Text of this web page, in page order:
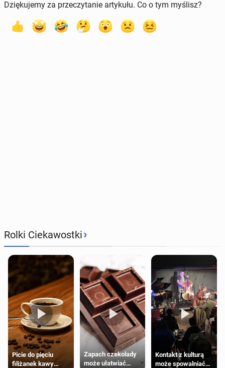
Dziękujemy za przeczytanie artykułu. Co o tym myślisz?
Rolki Ciekawostki›
Picie do pięciu
filiżanek kawy
Zapach czekolady
może ułatwiać
Kontakt z kulturą
może spowalniać